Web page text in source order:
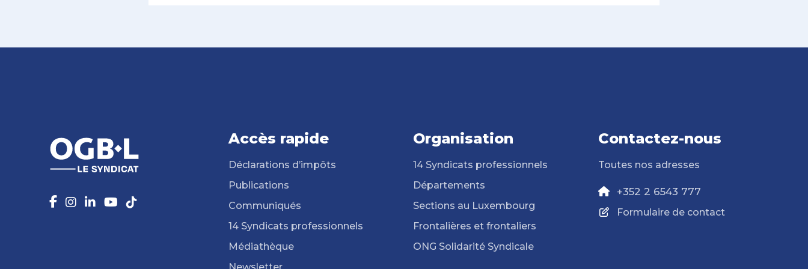
Accès rapide
Déclarations d’impôts
Publications
Communiqués
14 Syndicats professionnels
Médiathèque
Organisation
14 Syndicats professionnels
Départements
Sections au Luxembourg
Frontalières et frontaliers
ONG Solidarité Syndicale
Contactez-nous
Toutes nos adresses
+352 2 6543 777
Formulaire de contact